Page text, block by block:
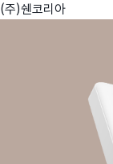
(주)쉔코리아